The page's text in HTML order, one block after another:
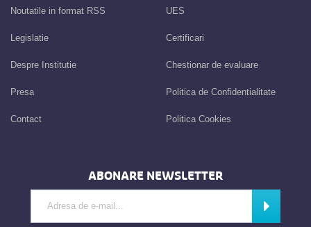
Noutatile in format RSS
Legislatie
Despre Institutie
Presa
Contact
UES
Certificari
Chestionar de evaluare
Politica de Confidentialitate
Politica Cookies
ABONARE NEWSLETTER